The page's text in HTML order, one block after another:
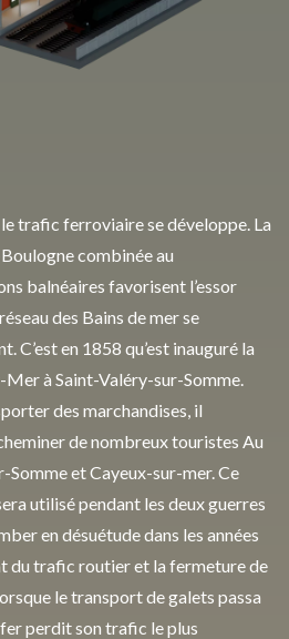
trafic ferroviaire se développe. La
combinée au
balnéaires favorisent l’essor
des Bains de mer se
C’est en 1858 qu’est inauguré la
à Saint-Valéry-sur-Somme.
des marchandises, il
de nombreux touristes Au
Somme et Cayeux-sur-mer. Ce
utilisé pendant les deux guerres
en désuétude dans les années
du trafic routier et la fermeture de
le transport de galets passa
perdit son trafic le plus